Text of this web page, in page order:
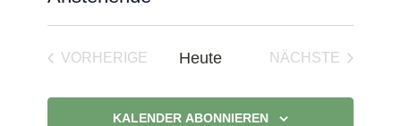
VORHERIGE
Heute
NÄCHSTE
KALENDER ABONNIEREN